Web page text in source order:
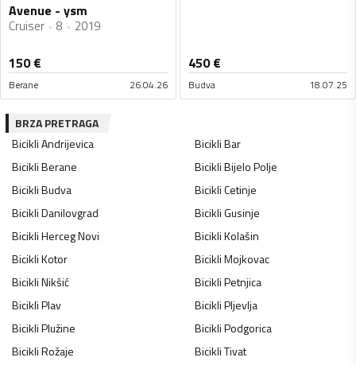
Avenue - ysm
Cruiser 8 2019
150€
Berane 26.04.26
450€
Budva 18.07.25
BRZA PRETRAGA
BicikliAndrijevica BicikliBar
BicikliBerane BicikliBijelo Polje
BicikliBudva BicikliCetinje
BicikliDanilovgrad BicikliGusinje
BicikliHerceg Novi BicikliKolašin
BicikliKotor BicikliMojkovac
BicikliNikšić BicikliPetnjica
BicikliPlav BicikliPljevlja
BicikliPlužine BicikliPodgorica
BicikliRožaje BicikliTivat